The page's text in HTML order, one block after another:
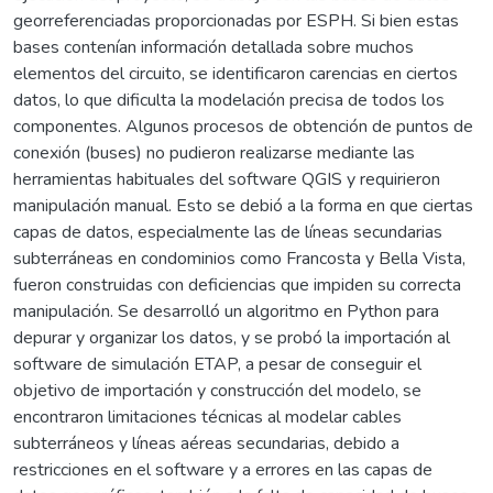
georreferenciadas proporcionadas por ESPH. Si bien estas
bases contenían información detallada sobre muchos
elementos del circuito, se identificaron carencias en ciertos
datos, lo que dificulta la modelación precisa de todos los
componentes. Algunos procesos de obtención de puntos de
conexión (buses) no pudieron realizarse mediante las
herramientas habituales del software QGIS y requirieron
manipulación manual. Esto se debió a la forma en que ciertas
capas de datos, especialmente las de líneas secundarias
subterráneas en condominios como Francosta y Bella Vista,
fueron construidas con deficiencias que impiden su correcta
manipulación. Se desarrolló un algoritmo en Python para
depurar y organizar los datos, y se probó la importación al
software de simulación ETAP, a pesar de conseguir el
objetivo de importación y construcción del modelo, se
encontraron limitaciones técnicas al modelar cables
subterráneos y líneas aéreas secundarias, debido a
restricciones en el software y a errores en las capas de